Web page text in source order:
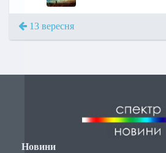
13 вересня
Новини